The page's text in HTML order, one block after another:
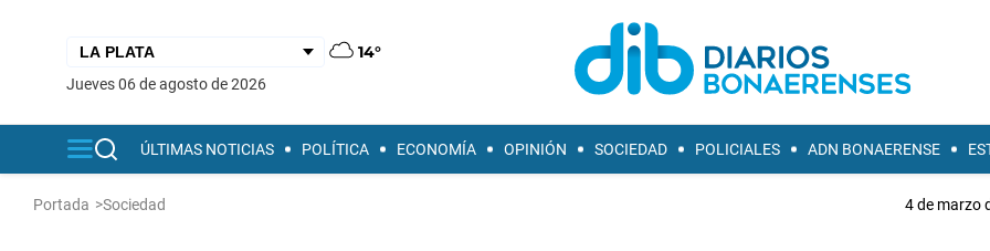
14°
jueves 06 de agosto de 2026
ÚLTIMAS NOTICIAS POLÍTICA ECONOMÍA OPINIÓN SOCIEDAD POLICIALES ADN BONAERENSE
Portada >Sociedad 4 de marzo